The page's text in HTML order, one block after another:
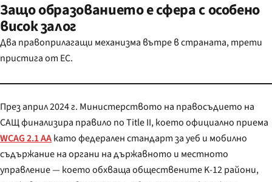
Защо образованието е сфера с особено
висок залог
Два правоприлагащи механизма вътре в страната, трети
пристига от ЕС.
През април 2024 г. Министерството на правосъдието на
САЩ финализира правило по Title II, което официално приема
WCAG 2.1 AAкато федерален стандарт за уеб и мобилно
съдържание на органи на държавното и местното
управление — което обхваща обществените K-12 райони,